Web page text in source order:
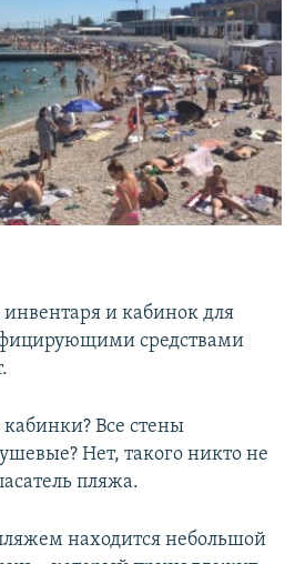
и кабинок для
средствами
Все стены
Нет, такого никто не
пляжа.
находится небольшой